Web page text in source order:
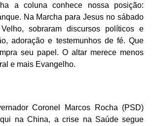
a coluna conhece nossa posição:
Na Marcha para Jesus no sábado
sobraram discursos políticos e
adoração e testemunhos de fé. Que
seu papel. O altar merece menos
e mais Evangelho.
Coronel Marcos Rocha (PSD)
na China, a crise na Saúde segue